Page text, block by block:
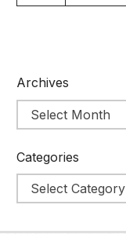
Archives
Categories